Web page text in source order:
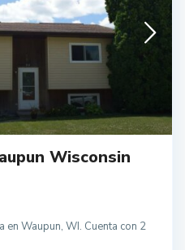
Wisconsin
en Waupun, WI. Cuenta con 2